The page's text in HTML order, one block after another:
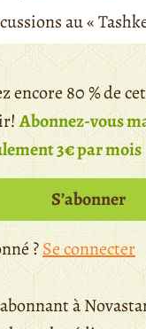
au «
encore 80 % de
Abonnez-vous
3€ par mois
S’abonner
?Se connecter
à